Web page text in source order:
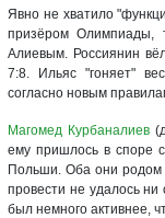
Явно не хватило
призёром Олимпиады,
Алиевым. Россиянин
7:8. Ильяс "гоняет"
согласно новым
Магомед Курбаналиев
ему пришлось в споре
Польши. Оба они родом
провести не удалось ни
был немного активнее,